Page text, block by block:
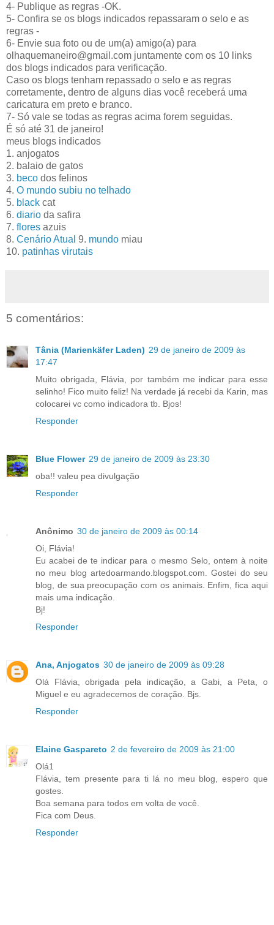
4- Publique as regras -OK.
5- Confira se os blogs indicados repassaram o selo e as
regras -
6- Envie sua foto ou de um(a) amigo(a) para
olhaquemaneiro@gmail.com juntamente com os 10 links
dos blogs indicados para verificação.
Caso os blogs tenham repassado o selo e as regras
corretamente, dentro de alguns dias você receberá uma
caricatura em preto e branco.
7- Só vale se todas as regras acima forem seguidas.
É só até 31 de janeiro!
meus blogs indicados
1. anjogatos
2. balaio de gatos
3. beco dos felinos
4. O mundo subiu no telhado
5. black cat
6. diario da safira
7. flores azuis
8. Cenário Atual 9. mundo miau
10. patinhas virutais
5 comentários:
Tânia (Marienkäfer Laden) 29 de janeiro de 2009 às
17:47
Muito obrigada, Flávia, por também me indicar para esse
selinho! Fico muito feliz! Na verdade já recebi da Karin, mas
colocarei vc como indicadora tb. Bjos!
Responder
Blue Flower 29 de janeiro de 2009 às 23:30
oba!! valeu pea divulgação
Responder
Anônimo 30 de janeiro de 2009 às 00:14
Oi, Flávia!
Eu acabei de te indicar para o mesmo Selo, ontem à noite
no meu blog artedoarmando.blogspot.com. Gostei do seu
blog, de sua preocupação com os animais. Enfim, fica aqui
mais uma indicação.
Bj!
Responder
Ana, Anjogatos 30 de janeiro de 2009 às 09:28
Olá Flávia, obrigada pela indicação, a Gabi, a Peta, o
Miguel e eu agradecemos de coração. Bjs.
Responder
Elaine Gaspareto 2 de fevereiro de 2009 às 21:00
Olá1
Flávia, tem presente para ti lá no meu blog, espero que
gostes.
Boa semana para todos em volta de você.
Fica com Deus.
Responder